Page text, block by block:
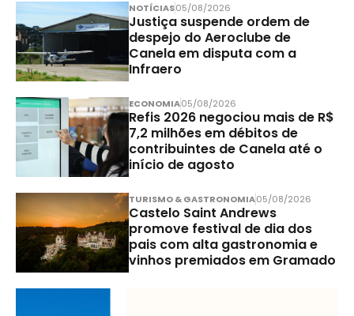
NOTÍCIAS05/08/2026
Justiça suspende ordem de
despejo do Aeroclube de
Canela em disputa com a
Infraero
ECONOMIA05/08/2026
Refis 2026 negociou mais de R$
7,2 milhões em débitos de
contribuintes de Canela até o
início de agosto
TURISMO & GASTRONOMIA05/08/2026
Castelo Saint Andrews
promove festival de dia dos
pais com alta gastronomia e
vinhos premiados em Gramado